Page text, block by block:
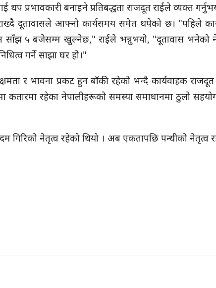
प्रभावकारी बनाइने प्रतिबद्धता राजदूत राईले व्यक्त
राख्दै दूतावासले आफ्नो कार्यसमय समेत थपेको छ। "पहिले
साँझ ५ बजेसम्म खुल्नेछ," राईले भन्नुभयो, "दूतावास भनेको
गर्ने साझा घर हो।"
र भावना प्रकट हुन बाँकी रहेको भन्दै कार्यवाहक राजदूत
रहेका नेपालीहरूको समस्या समाधानमा ठुलो
नेतृत्व रहेको थियो । अब एकतापछि पन्थीको नेतृत्व